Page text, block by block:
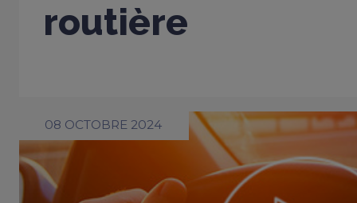
routière
08 OCTOBRE 2024